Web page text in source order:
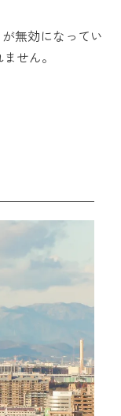
無効になってい
せん。